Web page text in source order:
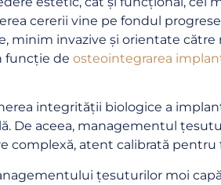
cererii vine pe fondul
invazive și orientate
funcție de osteointegrarea
integrității biologice a
De aceea, managementul
complexă, atent calibrată pentru
țesuturilor moi